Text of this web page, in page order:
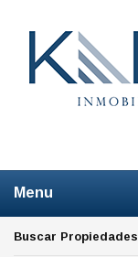
Buscar Propiedades